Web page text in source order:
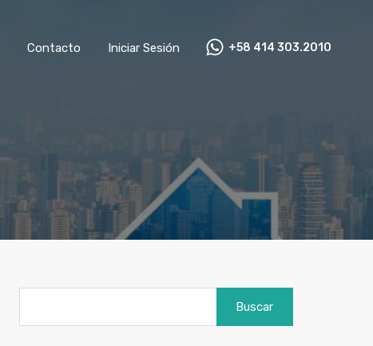
Contacto Iniciar Sesión +58 414 303.2010